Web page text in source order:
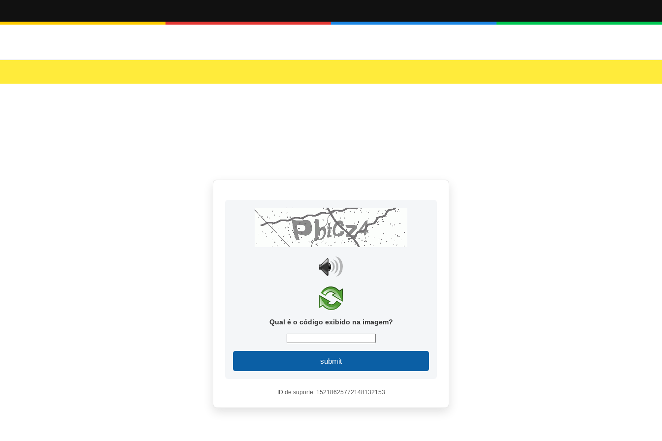
Qual é o código exibido na imagem?
submit
ID de suporte: 15218625772148132153